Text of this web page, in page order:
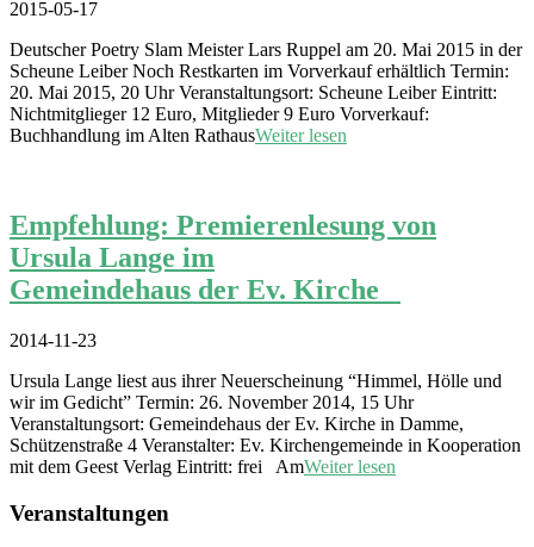
2015-05-17
Deutscher Poetry Slam Meister Lars Ruppel am 20. Mai 2015 in der
Scheune Leiber Noch Restkarten im Vorverkauf erhältlich Termin:
20. Mai 2015, 20 Uhr Veranstaltungsort: Scheune Leiber Eintritt:
Nichtmitglieger 12 Euro, Mitglieder 9 Euro Vorverkauf:
Buchhandlung im Alten RathausWeiter lesen
Empfehlung: Premierenlesung von
Ursula Lange im
Gemeindehaus der Ev. Kirche
2014-11-23
Ursula Lange liest aus ihrer Neuerscheinung “Himmel, Hölle und
wir im Gedicht” Termin: 26. November 2014, 15 Uhr
Veranstaltungsort: Gemeindehaus der Ev. Kirche in Damme,
Schützenstraße 4 Veranstalter: Ev. Kirchengemeinde in Kooperation
mit dem Geest Verlag Eintritt: frei AmWeiter lesen
Veranstaltungen